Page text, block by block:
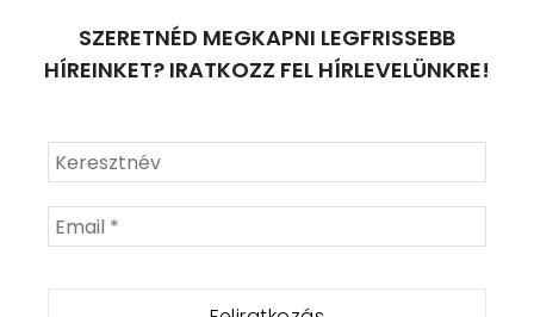
SZERETNÉD MEGKAPNI LEGFRISSEBB
HÍREINKET? IRATKOZZ FEL HÍRLEVELÜNKRE!